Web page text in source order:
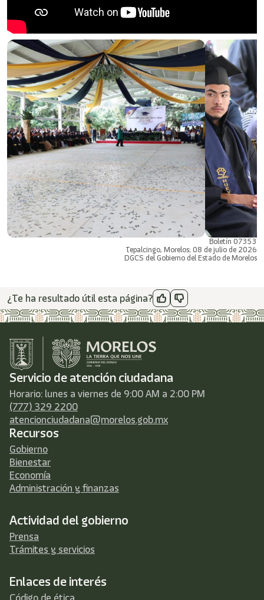
Boletín 07353
Tepalcingo, Morelos; 08 de julio de 2026
DGCS del Gobierno del Estado de Morelos
¿Te ha resultado útil esta página?
Servicio de atención ciudadana
Horario: lunes a viernes de 9:00 AM a 2:00 PM
(777) 329 2200
atencionciudadana@morelos.gob.mx
Recursos
Gobierno
Bienestar
Economía
Administración y finanzas
Actividad del gobierno
Prensa
Trámites y servicios
Enlaces de interés